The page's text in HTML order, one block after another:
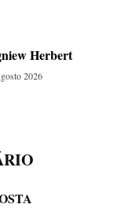
Herbert
2026